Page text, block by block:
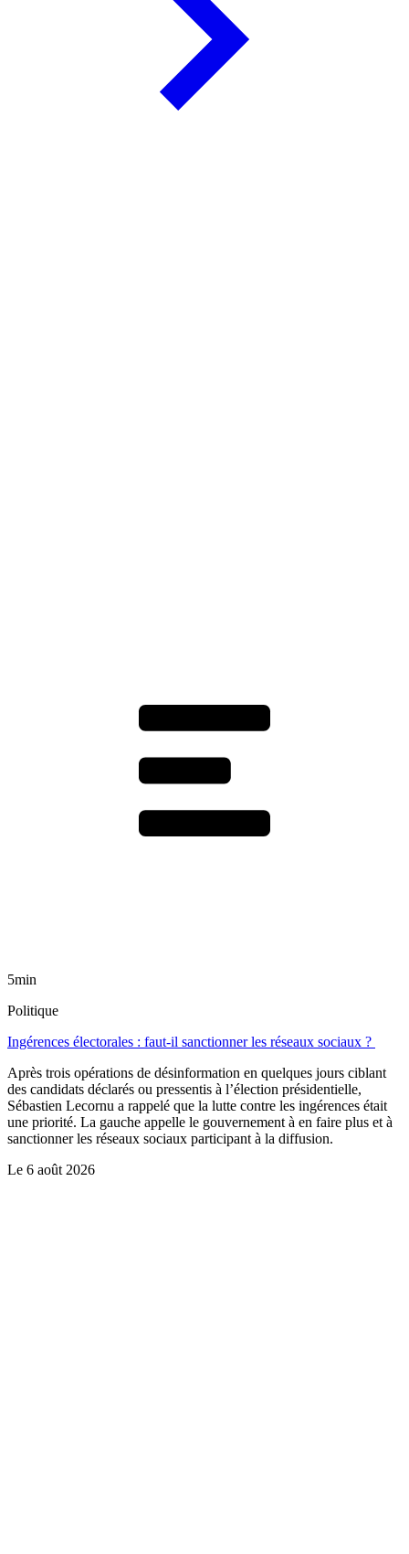
5min
Politique
Ingérences électorales : faut-il sanctionner les réseaux sociaux ?
Après trois opérations de désinformation en quelques jours ciblant
des candidats déclarés ou pressentis à l’élection présidentielle,
Sébastien Lecornu a rappelé que la lutte contre les ingérences était
une priorité. La gauche appelle le gouvernement à en faire plus et à
sanctionner les réseaux sociaux participant à la diffusion.
Le 6 août 2026